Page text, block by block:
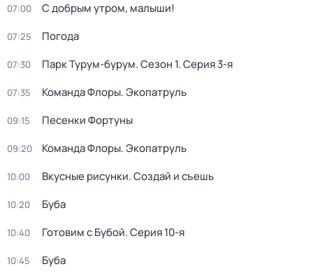
07:00 С добрым утром, малыши!
07:25 Погода
07:30 Парк Турум-бурум. Сезон 1. Серия 3-я
07:35 Команда Флоры. Экопатруль
09:15 Песенки Фортуны
09:20 Команда Флоры. Экопатруль
10:00 Вкусные рисунки. Создай и съешь
10:20 Буба
10:40 Готовим с Бубой. Серия 10-я
10:45 Буба